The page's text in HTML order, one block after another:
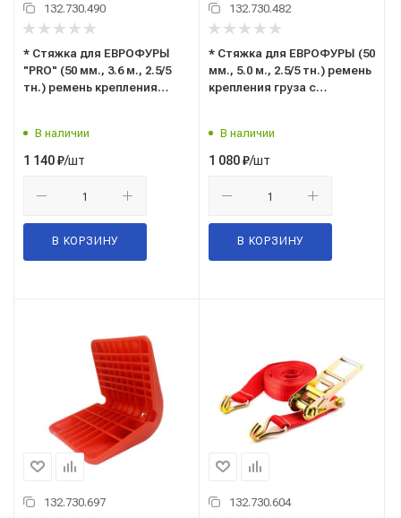
132.730.490
* Стяжка для ЕВРОФУРЫ
"PRO" (50 мм., 3.6 м., 2.5/5
тн.) ремень крепления
"ласточка" / "ласточкин
хвост" ("TOP AUTO"
В наличии
1 140₽/шт
В КОРЗИНУ
132.730.482
* Стяжка для ЕВРОФУРЫ (50
мм., 5.0 м., 2.5/5 тн.) ремень
крепления груза с
"ласточкин хвост" ("TOP
AUTO" С.Петербург) РКЕ55
В наличии
1 080₽/шт
В КОРЗИНУ
132.730.697 132.730.604